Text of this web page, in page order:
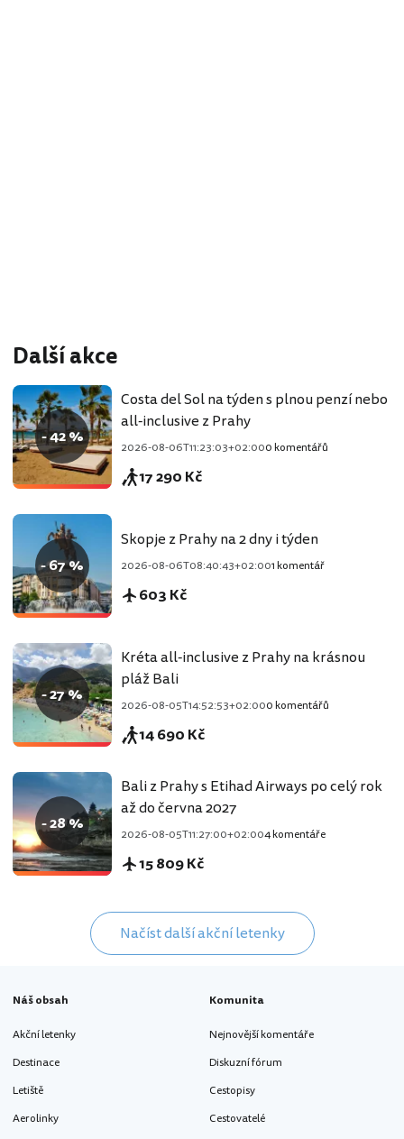
Další akce
- 42 %
Costa del Sol na týden s plnou penzí nebo
all-inclusive z Prahy
2026-08-06T11:23:03+02:000 komentářů
17 290 Kč
- 67 %
Skopje z Prahy na 2 dny i týden
2026-08-06T08:40:43+02:001 komentář
603 Kč
- 27 %
Kréta all-inclusive z Prahy na krásnou
pláž Bali
2026-08-05T14:52:53+02:000 komentářů
14 690 Kč
- 28 %
Bali z Prahy s Etihad Airways po celý rok
až do června 2027
2026-08-05T11:27:00+02:004 komentáře
15 809 Kč
Načíst další akční letenky
Náš obsah
Akční letenky
Destinace
Letiště
Aerolinky
Komunita
Nejnovější komentáře
Diskuzní fórum
Cestopisy
Cestovatelé